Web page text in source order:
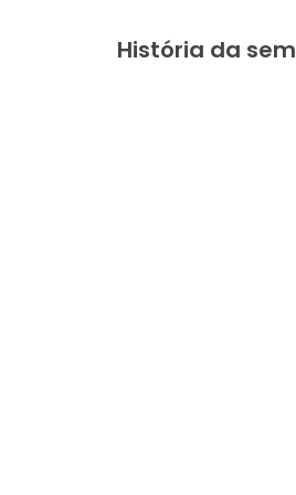
História da